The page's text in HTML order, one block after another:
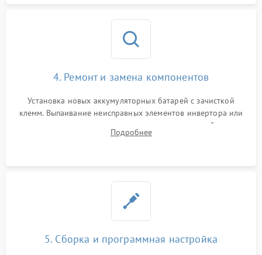
4. Ремонт и замена компонентов
Установка новых аккумуляторных батарей с зачисткой
клемм. Выпаивание неисправных элементов инвертора или
цепи зарядки и монтаж новых радиодеталей.
Восстановление поврежденных токоведущих дорожек и
Подробнее
5. Сборка и программная настройка